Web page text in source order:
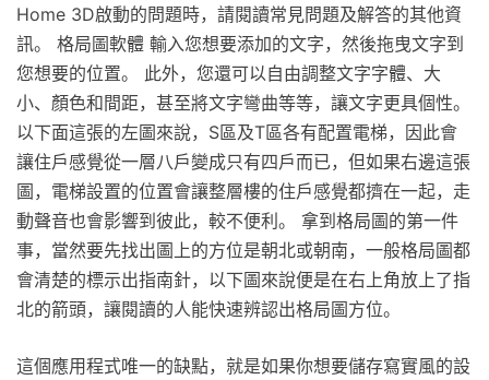
Home 3D啟動的問題時，請閱讀常見問題及解答的其他資
訊。 格局圖軟體 輸入您想要添加的文字，然後拖曳文字到
您想要的位置。 此外，您還可以自由調整文字字體、大
小、顏色和間距，甚至將文字彎曲等等，讓文字更具個性。
以下面這張的左圖來說，S區及T區各有配置電梯，因此會
讓住戶感覺從一層八戶變成只有四戶而已，但如果右邊這張
圖，電梯設置的位置會讓整層樓的住戶感覺都擠在一起，走
動聲音也會影響到彼此，較不便利。 拿到格局圖的第一件
事，當然要先找出圖上的方位是朝北或朝南，一般格局圖都
會清楚的標示出指南針，以下圖來說便是在右上角放上了指
北的箭頭，讓閱讀的人能快速辨認出格局圖方位。
這個應用程式唯一的缺點，就是如果你想要儲存寫實風的設